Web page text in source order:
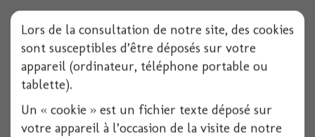
Lors de la consultation de notre site, des cookies
sont susceptibles d’être déposés sur votre
appareil (ordinateur, téléphone portable ou
tablette).
Un « cookie » est un fichier texte déposé sur
votre appareil à l’occasion de la visite de notre